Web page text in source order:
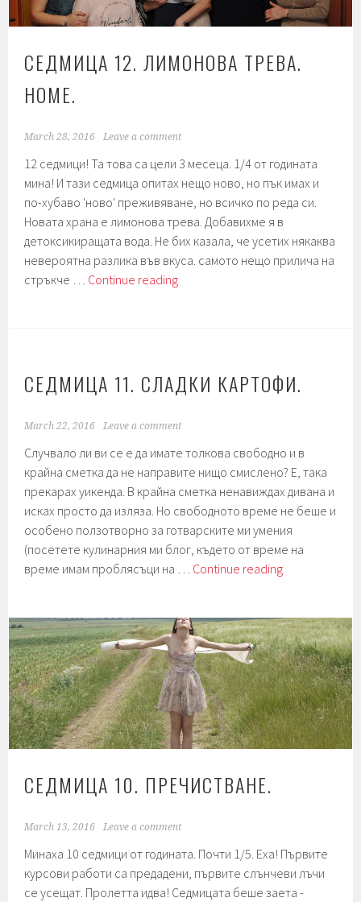
СЕДМИЦА 12. ЛИМОНОВА ТРЕВА.
HOME.
March 28, 2016 Leave a comment
12 седмици! Та това са цели 3 месеца. 1/4 от годината
мина! И тази седмица опитах нещо ново, но пък имах и
по-хубаво 'ново' преживяване, но всичко по реда си.
Новата храна е лимонова трева. Добавихме я в
детоксикиращата вода. Не бих казала, че усетих някаква
невероятна разлика във вкуса. самото нещо прилича на
стръкче … Continue readingСедмица
СЕДМИЦА 11. СЛАДКИ КАРТОФИ.
March 22, 2016 Leave a comment
Случвало ли ви се е да имате толкова свободно и в
крайна сметка да не направите нищо смислено? Е, така
прекарах уикенда. В крайна сметка ненавиждах дивана и
исках просто да изляза. Но свободното време не беше и
особено ползотворно за готварските ми умения
(посетете кулинарния ми блог, където от време на
време имам проблясъци на … Continue readingСедмица
картофи.
СЕДМИЦА 10. ПРЕЧИСТВАНЕ.
March 13, 2016 Leave a comment
Минаха 10 седмици от годината. Почти 1/5. Еха! Първите
курсови работи са предадени, първите слънчеви лъчи
се усещат. Пролетта идва! Седмицата беше заета -